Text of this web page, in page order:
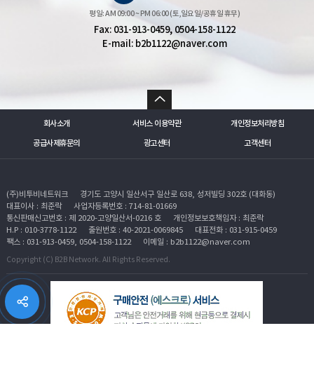
평일: AM 09:00 ~ PM 06:00 (토,일요일/공휴일 휴무)
Fax: 031-913-0459, 0504-158-1122
E-mail: b2b1122@naver.com
회사소개 서비스 이용약관 개인정보처리방침
공급사제휴문의 광고센터 고객센터
(주)비투비네트워크
경기도 고양시 일산서구 일산로 638, 성저빌딩 302호 (대화동)
대표이사 : 최준락
사업자등록번호 : 714-81-01669
통신판매신고번호 : 제 2020-고양일산서-0216 호
개인정보보호책임자 : 최준락
H.P : 010-3778-1122
출원번호 : 40-2021-0069845
대표전화 : 031-915-0459
팩스 : 031-913-0459, 0504-158-1122
이메일 : b2b1122@naver.com
Copyright (C) B2B Network. All Rights Reserved.